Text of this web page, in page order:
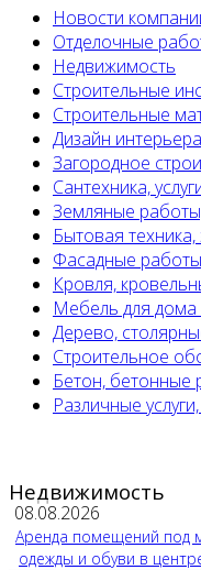
Новости
Отделочные
Недвижимость
Строительные
Строительные
Дизайн интерьера
Загородное
Сантехника,
Земляные
Бытовая техника,
Фасадные
Кровля,
Мебель для дома
Дерево,
Строительное
Бетон, бетонные
Различные
Недвижимость
08.08.2026
Аренда помещений под
одежды и обуви в